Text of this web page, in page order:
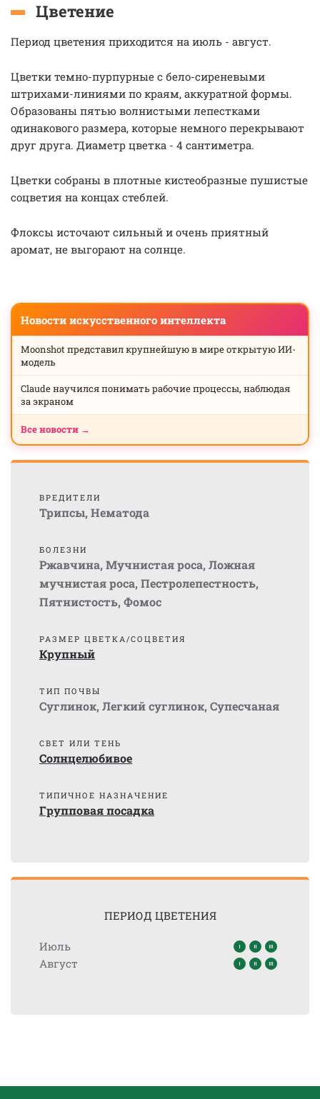
Цветение
Период цветения приходится на июль - август.
Цветки темно-пурпурные с бело-сиреневыми
штрихами-линиями по краям, аккуратной формы.
Образованы пятью волнистыми лепестками
одинакового размера, которые немного перекрывают
друг друга. Диаметр цветка - 4 сантиметра.
Цветки собраны в плотные кистеобразные пушистые
соцветия на концах стеблей.
Флоксы источают сильный и очень приятный
аромат, не выгорают на солнце.
Новости искусственного интеллекта
Moonshot представил крупнейшую в мире открытую ИИ-
модель
Claude научился понимать рабочие процессы, наблюдая
за экраном
Все новости →
ВРЕДИТЕЛИ
Трипсы, Нематода
БОЛЕЗНИ
Ржавчина, Мучнистая роса, Ложная
мучнистая роса, Пестролепестность,
Пятнистость, Фомос
РАЗМЕР ЦВЕТКА/СОЦВЕТИЯ
Крупный
ТИП ПОЧВЫ
Суглинок, Легкий суглинок, Супесчаная
СВЕТ ИЛИ ТЕНЬ
Солнцелюбивое
ТИПИЧНОЕ НАЗНАЧЕНИЕ
Групповая посадка
ПЕРИОД ЦВЕТЕНИЯ
Июль
Август